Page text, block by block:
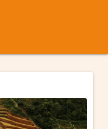
コン川の渡し船巡り（